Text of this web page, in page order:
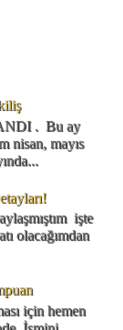
. Bu ay
nisan, mayıs
işte
olacağımdan
için hemen